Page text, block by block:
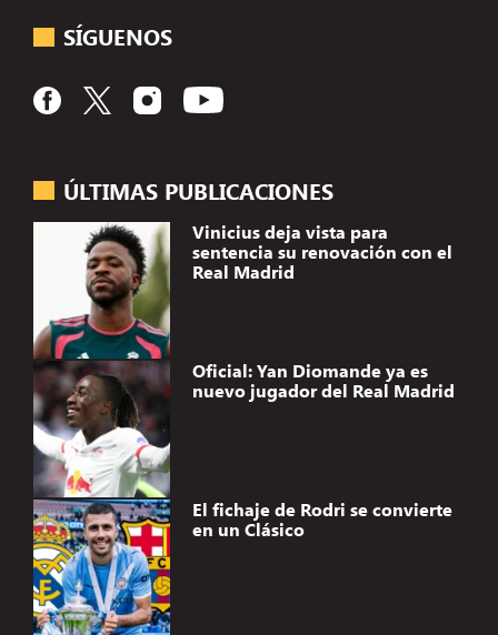
ÚLTIMAS PUBLICACIONES
Vinicius deja vista para
sentencia su renovación con el
Real Madrid
Oficial: Yan Diomande ya es
nuevo jugador del Real Madrid
El fichaje de Rodri se convierte
en un Clásico
SÍGUENOS